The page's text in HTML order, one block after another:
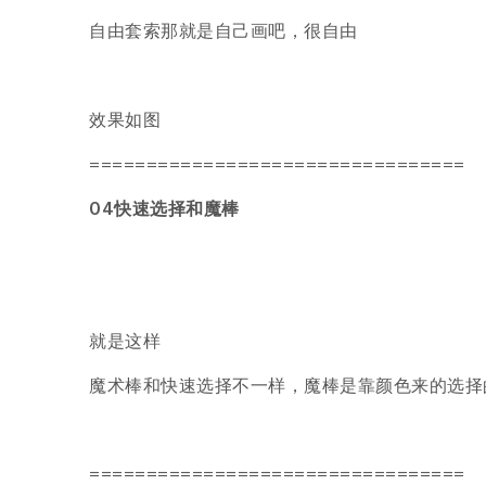
自由套索那就是自己画吧，很自由
效果如图
=================================
04快速选择和魔棒
就是这样
魔术棒和快速选择不一样，魔棒是靠颜色来的选
=================================